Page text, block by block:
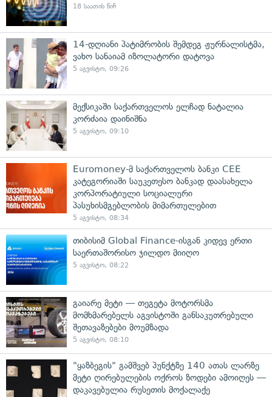
18 საათის წინ
14-დღიანი პატიმრობის შემდეგ ჟურნალისტმა,
ვახო სანაიამ იზოლატორი დატოვა
5 აგვისტო, 09:26
მექსიკაში საქართველოს ელჩად ნატალია
კორძაია დაინიშნა
5 აგვისტო, 09:10
Euromoney-მ საქართველოს ბანკი CEE
კატეგორიაში საუკეთესო ბანკად დაასახელა
კორპორატიული სოციალური
პასუხისმგებლობის მიმართულებით
5 აგვისტო, 08:34
თიბისიმ Global Finance-ისგან კიდევ ერთი
საერთაშორისო ჯილდო მიიღო
5 აგვისტო, 08:22
გაიარე მეტი — თეგეტა მოტორსმა
მომხმარებელს აგვისტოში განსაკუთრებული
შეთავაზებები მოუმზადა
5 აგვისტო, 08:10
"ყაზბეგის" გამშვებ პუნქტზე 140 ათას ლარზე
მეტი ღირებულების ოქროს ზოდები ამოიღეს —
დაკავებულია რუსეთის მოქალაქე